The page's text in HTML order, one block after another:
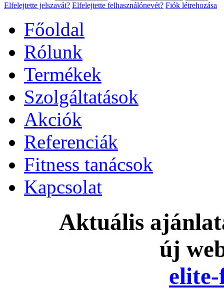
Elfelejtette jelszavát? Elfelejtette felhasználónevét? Fiók létrehozása
Főoldal
Rólunk
Termékek
Szolgáltatások
Akciók
Referenciák
Fitness tanácsok
Kapcsolat
Aktuális
új